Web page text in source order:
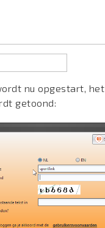
nu opgestart, het
getoond: